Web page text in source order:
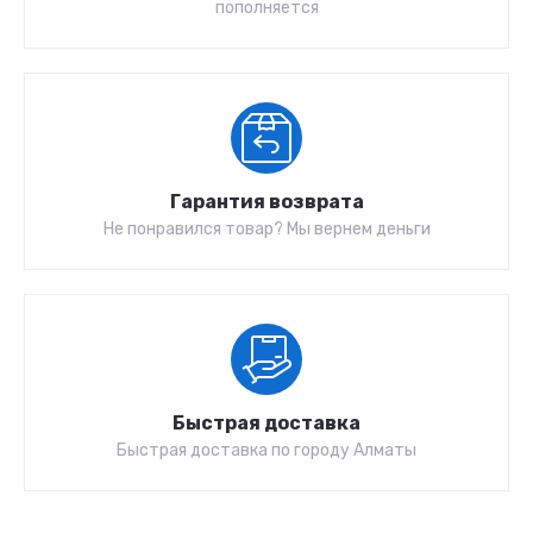
пополняется
Гарантия возврата
Не понравился товар? Мы вернем деньги
Быстрая доставка
Быстрая доставка по городу Алматы